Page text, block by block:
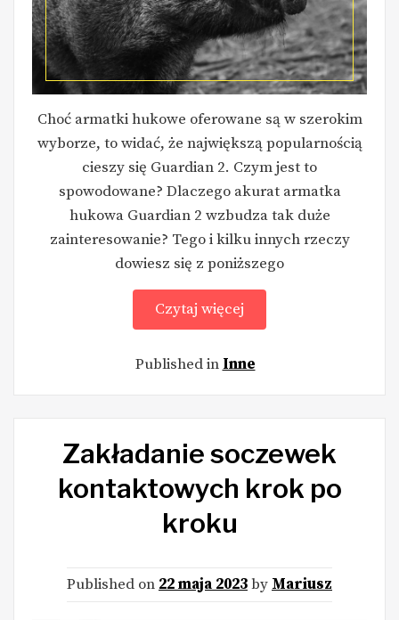
Choć armatki hukowe oferowane są w szerokim
wyborze, to widać, że największą popularnością
cieszy się Guardian 2. Czym jest to
spowodowane? Dlaczego akurat armatka
hukowa Guardian 2 wzbudza tak duże
zainteresowanie? Tego i kilku innych rzeczy
dowiesz się z poniższego
Czytaj więcej
Published in Inne
Zakładanie soczewek
kontaktowych krok po
kroku
Published on 22 maja 2023by Mariusz